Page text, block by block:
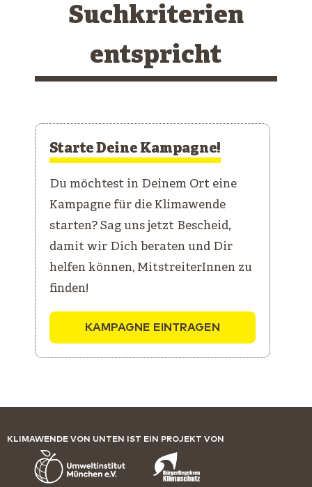
Suchkriterien
entspricht
Starte Deine Kampagne!
Du möchtest in Deinem Ort eine
Kampagne für die Klimawende
starten? Sag uns jetzt Bescheid,
damit wir Dich beraten und Dir
helfen können, MitstreiterInnen zu
finden!
KAMPAGNE EINTRAGEN
KLIMAWENDE VON UNTEN IST EIN PROJEKT VON